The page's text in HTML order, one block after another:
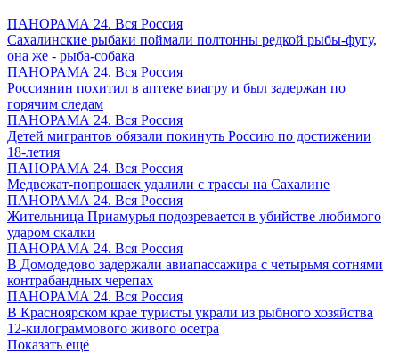
ПАНОРАМА 24. Вся Россия
Сахалинские рыбаки поймали полтонны редкой рыбы-фугу,
она же - рыба-собака
ПАНОРАМА 24. Вся Россия
Россиянин похитил в аптеке виагру и был задержан по
горячим следам
ПАНОРАМА 24. Вся Россия
Детей мигрантов обязали покинуть Россию по достижении
18-летия
ПАНОРАМА 24. Вся Россия
Медвежат-попрошаек удалили с трассы на Сахалине
ПАНОРАМА 24. Вся Россия
Жительница Приамурья подозревается в убийстве любимого
ударом скалки
ПАНОРАМА 24. Вся Россия
В Домодедово задержали авиапассажира с четырьмя сотнями
контрабандных черепах
ПАНОРАМА 24. Вся Россия
В Красноярском крае туристы украли из рыбного хозяйства
12-килограммового живого осетра
Показать ещё